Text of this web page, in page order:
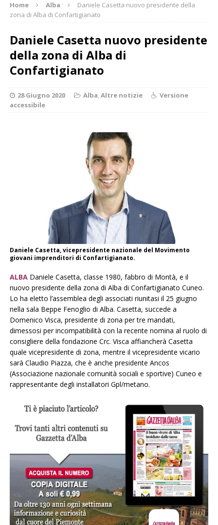
Home Alba
Daniele Casetta nuovo presidente della
zona di Alba di Confartigianato
Daniele Casetta nuovo presidente
della zona di Alba di
Confartigianato
28 Giugno 2020 Alba,Altre notizie
Versione
accessibile
Daniele Casetta, vicepresidente nazionale del Movimento
giovani imprenditori di Confartigianato.
ALBA Daniele Casetta, classe 1980, fabbro di Montà, e il
nuovo presidente della zona di Alba di Confartigianato Cuneo.
Lo ha eletto l’assemblea degli associati riunitasi il 25 giugno
nella sala Beppe Fenoglio di Alba. Casetta, succede a
Domenico Visca, presidente di zona per tre mandati,
dimessosi per incompatibilità con la recente nomina al ruolo di
consigliere della fondazione Crc. Visca affiancherà Casetta
quale vicepresidente di zona, mentre il vicepresidente vicario
sarà Claudio Piazza, che è anche presidente Ancos
(Associazione nazionale comunità sociali e sportive) Cuneo e
rappresentante degli installatori Gpl/metano.